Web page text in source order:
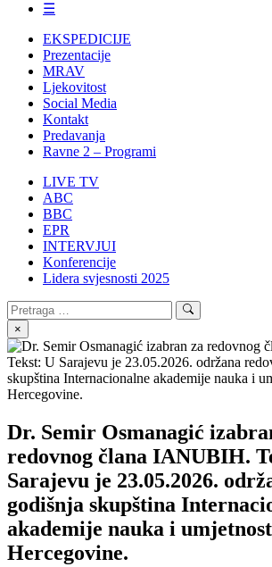
☰
EKSPEDICIJE
Prezentacije
MRAV
Ljekovitost
Social Media
Kontakt
Predavanja
Ravne 2 – Programi
LIVE TV
ABC
BBC
EPR
INTERVJUI
Konferencije
Lidera svjesnosti 2025
Search
for:
Search
×
Dr. Semir Osmanagić
redovnog člana IANUBIH.
Sarajevu je 23.05.2026.
godišnja skupština
akademije nauka i
Hercegovine.